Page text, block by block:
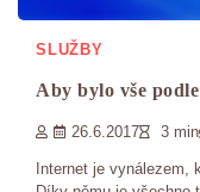
SLUŽBY
Aby bylo vše
26.6.2017 3 min
Internet je vynálezem,